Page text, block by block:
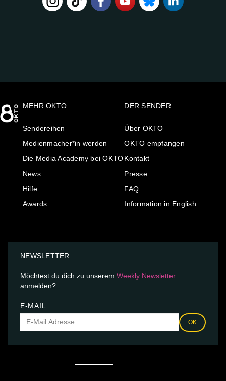
MEHR OKTO
Sendereihen
Medienmacher*in werden
Die Media Academy bei OKTO
News
Hilfe
Awards
DER SENDER
Über OKTO
OKTO empfangen
Kontakt
Presse
FAQ
Information in English
NEWSLETTER
Möchtest du dich zu unserem Weekly Newsletter
anmelden?
E-MAIL
OK